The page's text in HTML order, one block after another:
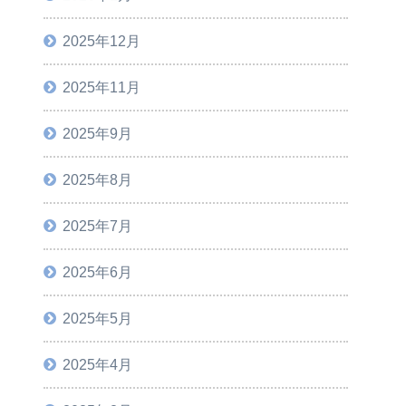
2025年12月
2025年11月
2025年9月
2025年8月
2025年7月
2025年6月
2025年5月
2025年4月